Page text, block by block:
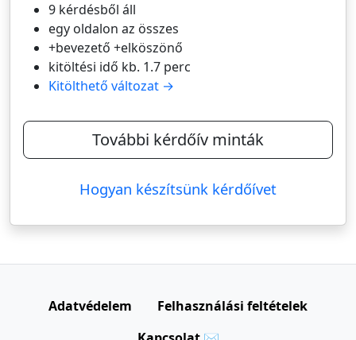
9 kérdésből áll
egy oldalon az összes
+bevezető +elköszönő
kitöltési idő kb. 1.7 perc
Kitölthető változat →
További kérdőív minták
Hogyan készítsünk kérdőívet
Adatvédelem
Felhasználási feltételek